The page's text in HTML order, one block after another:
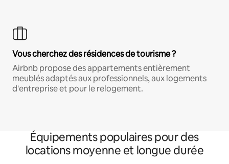
Vous cherchez des résidences de tourisme ?
Airbnb propose des appartements entièrement
meublés adaptés aux professionnels, aux logements
d'entreprise et pour le relogement.
Équipements populaires pour des
locations moyenne et longue durée